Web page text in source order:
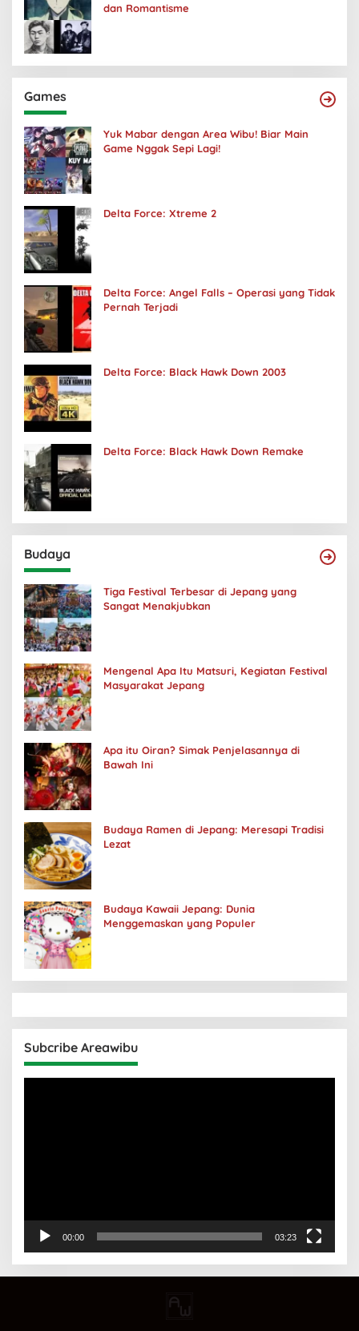
dan Romantisme
Games
Yuk Mabar dengan Area Wibu! Biar Main
Game Nggak Sepi Lagi!
Delta Force: Xtreme 2
Delta Force: Angel Falls – Operasi yang Tidak
Pernah Terjadi
Delta Force: Black Hawk Down 2003
Delta Force: Black Hawk Down Remake
Budaya
Tiga Festival Terbesar di Jepang yang
Sangat Menakjubkan
Mengenal Apa Itu Matsuri, Kegiatan Festival
Masyarakat Jepang
Apa itu Oiran? Simak Penjelasannya di
Bawah Ini
Budaya Ramen di Jepang: Meresapi Tradisi
Lezat
Budaya Kawaii Jepang: Dunia
Menggemaskan yang Populer
Subcribe Areawibu
00:00 03:23